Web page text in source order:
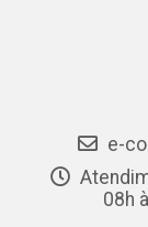
e-
08h